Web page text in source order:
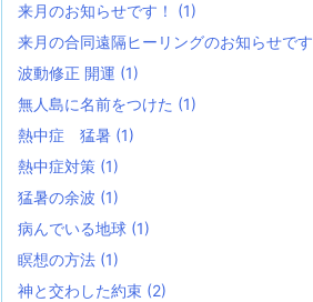
来月のお知らせです！ (1)
来月の合同遠隔ヒーリングのお知らせです
波動修正 開運 (1)
無人島に名前をつけた (1)
熱中症 猛暑 (1)
熱中症対策 (1)
猛暑の余波 (1)
病んでいる地球 (1)
瞑想の方法 (1)
神と交わした約束 (2)